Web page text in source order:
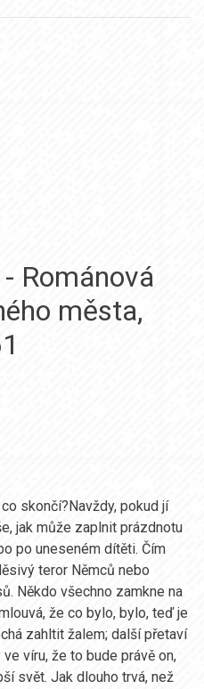
Románová
města,
skončí?Navždy, pokud jí
jak může zaplnit prázdnotu
po uneseném dítěti. Čím
teror Němců nebo
Někdo všechno zamkne na
že co bylo, bylo, teď je
zahltit žalem; další přetaví
víru, že to bude právě on,
svět. Jak dlouho trvá, než